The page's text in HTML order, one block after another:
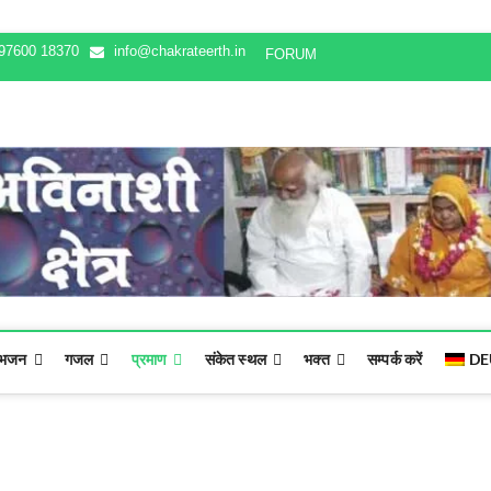
18370 info@chakrateerth.in FORUM
गजल प्रमाण संकेत स्थल भक्‍त सम्पर्क करें